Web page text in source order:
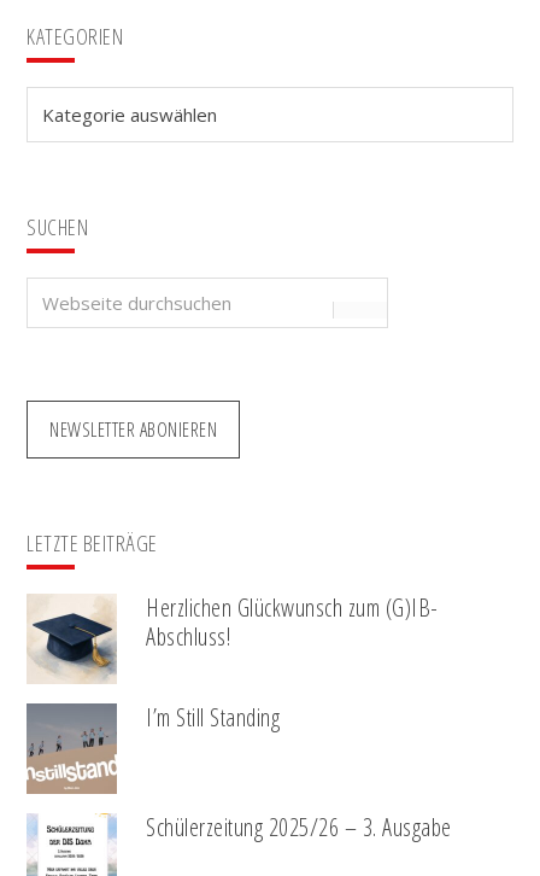
Seitenspalte
KATEGORIEN
SUCHEN
Webseite
durchsuchen
NEWSLETTER ABONIEREN
LETZTE BEITRÄGE
Herzlichen Glückwunsch zum (G)IB-
Abschluss!
I’m Still Standing
Schülerzeitung 2025/26 – 3. Ausgabe